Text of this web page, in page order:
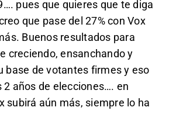
pues que quieres que te diga
que pase del 27% con Vox
Buenos resultados para
creciendo, ensanchando y
base de votantes firmes y eso
2 años de elecciones…. en
subirá aún más, siempre lo ha